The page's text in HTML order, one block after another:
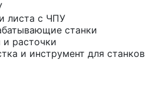
листа с ЧПУ
станки
и расточки
и инструмент для